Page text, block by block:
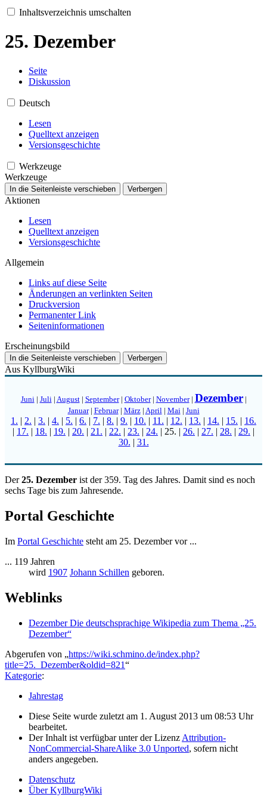
Inhaltsverzeichnis umschalten
25. Dezember
Seite
Diskussion
Deutsch
Lesen
Quelltext anzeigen
Versionsgeschichte
Werkzeuge
Werkzeuge
In die Seitenleiste verschieben Verbergen
Aktionen
Lesen
Quelltext anzeigen
Versionsgeschichte
Allgemein
Links auf diese Seite
Änderungen an verlinkten Seiten
Druckversion
Permanenter Link
Seiten­­informationen
Erscheinungsbild
In die Seitenleiste verschieben Verbergen
Aus KyllburgWiki
Juni| Juli| August| September| Oktober| November| Dezember|
Januar| Februar| März| April| Mai| Juni
1. | 2. | 3. | 4. | 5. | 6. | 7. | 8. | 9. | 10. | 11. | 12. | 13. | 14. | 15. | 16.
| 17. | 18. | 19. | 20. | 21. | 22. | 23. | 24. | 25. | 26. | 27. | 28. | 29. |
30. | 31.
Der25. Dezember ist der 359. Tag des Jahres. Damit sind es noch
sechs Tage bis zum Jahresende.
Portal Geschichte
Im Portal Geschichte steht am 25. Dezember vor ...
... 119 Jahren
wird 1907 Johann Schillen geboren.
Weblinks
Dezember Die deutschsprachige Wikipedia zum Thema „25.
Dezember“
Abgerufen von „https://wiki.schmino.de/index.php?
title=25._Dezember&oldid=821“
Kategorie:
Jahrestag
Diese Seite wurde zuletzt am 1. August 2013 um 08:53 Uhr
bearbeitet.
Der Inhalt ist verfügbar unter der Lizenz Attribution-
NonCommercial-ShareAlike 3.0 Unported, sofern nicht
anders angegeben.
Datenschutz
Über KyllburgWiki